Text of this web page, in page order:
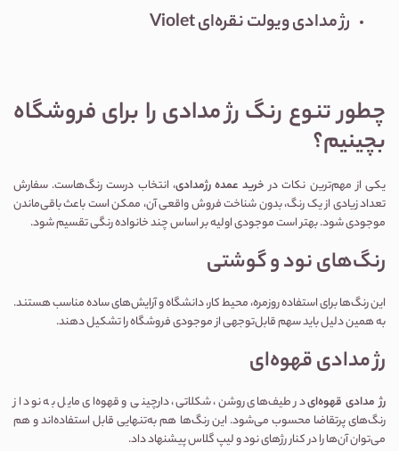
رژ مدادی ویولت نقره‌ای Violet
چطور تنوع رنگ رژ مدادی را برای فروشگاه
بچینیم؟
یکی از مهم‌ترین نکات درخرید عمده رژمدادی، انتخاب درست رنگ‌هاست. سفارش
تعداد زیادی از یک رنگ، بدون شناخت فروش واقعی آن، ممکن است باعث باقی‌ماندن
موجودی شود. بهتر است موجودی اولیه بر اساس چند خانواده رنگی تقسیم شود.
رنگ‌های نود و گوشتی
این رنگ‌ها برای استفاده روزمره، محیط کار، دانشگاه و آرایش‌های ساده مناسب هستند.
به همین دلیل باید سهم قابل‌توجهی از موجودی فروشگاه را تشکیل دهند.
رژ مدادی قهوه‌ای
رژ مدادی قهوه‌ایدر طیف‌های روشن، شکلاتی، دارچینی و قهوه‌ای مایل به نود از
رنگ‌های پرتقاضا محسوب می‌شود. این رنگ‌ها هم به‌تنهایی قابل استفاده‌اند و هم
می‌توان آن‌ها را در کنار رژهای نود و لیپ گلاس پیشنهاد داد.